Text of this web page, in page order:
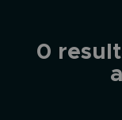
0